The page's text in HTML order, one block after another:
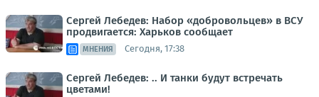
Сергей Лебедев: Набор «добровольцев» в ВСУ
продвигается: Харьков сообщает
МНЕНИЯ Сегодня, 17:38
Сергей Лебедев: .. И танки будут встречать
цветами!